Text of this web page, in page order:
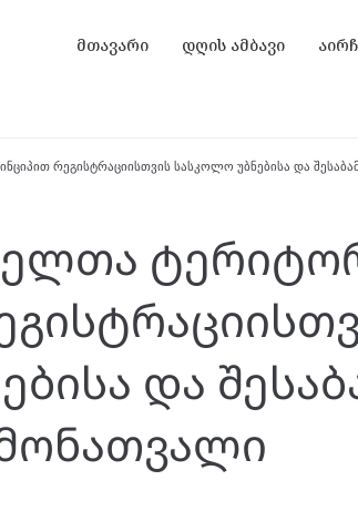
მთავარი დღის ამბავი
რეგისტრაციისთვის სასკოლო უბნებისა და
და